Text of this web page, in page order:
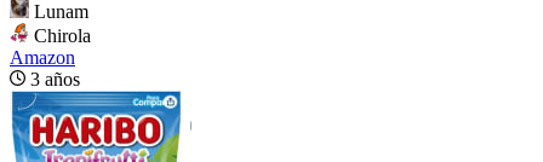
Lunam
Chirola
Amazon
3 años